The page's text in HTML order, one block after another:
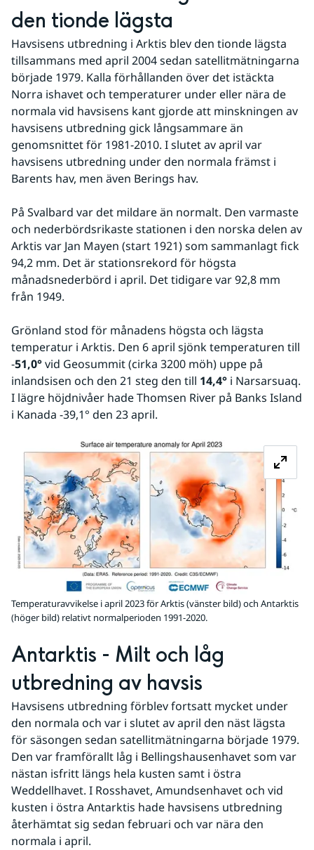
den tionde lägsta
Havsisens utbredning i Arktis blev den tionde lägsta
tillsammans med april 2004 sedan satellitmätningarna
började 1979. Kalla förhållanden över det istäckta
Norra ishavet och temperaturer under eller nära de
normala vid havsisens kant gjorde att minskningen av
havsisens utbredning gick långsammare än
genomsnittet för 1981-2010. I slutet av april var
havsisens utbredning under den normala främst i
Barents hav, men även Berings hav.
På Svalbard var det mildare än normalt. Den varmaste
och nederbördsrikaste stationen i den norska delen av
Arktis var Jan Mayen (start 1921) som sammanlagt fick
94,2 mm. Det är stationsrekord för högsta
månadsnederbörd i april. Det tidigare var 92,8 mm
från 1949.
Grönland stod för månadens högsta och lägsta
temperatur i Arktis. Den 6 april sjönk temperaturen till
-51,0° vid Geosummit (cirka 3200 möh) uppe på
inlandsisen och den 21 steg den till 14,4° i Narsarsuaq.
I lägre höjdnivåer hade Thomsen River på Banks Island
i Kanada -39,1° den 23 april.
Temperaturavvikelse i april 2023 för Arktis (vänster bild) och Antarktis
(höger bild) relativt normalperioden 1991-2020.
Antarktis - Milt och låg
utbredning av havsis
Havsisens utbredning förblev fortsatt mycket under
den normala och var i slutet av april den näst lägsta
för säsongen sedan satellitmätningarna började 1979.
Den var framförallt låg i Bellingshausenhavet som var
nästan isfritt längs hela kusten samt i östra
Weddellhavet. I Rosshavet, Amundsenhavet och vid
kusten i östra Antarktis hade havsisens utbredning
återhämtat sig sedan februari och var nära den
normala i april.